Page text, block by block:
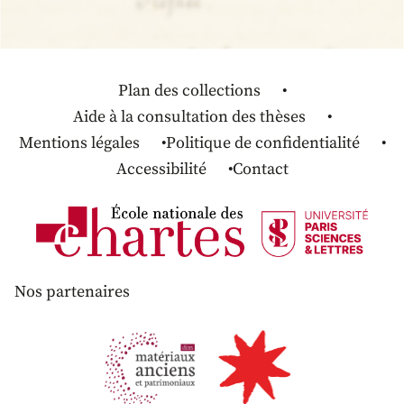
Plan des collections
Aide à la consultation des thèses
Mentions légales
Politique de confidentialité
Accessibilité
Contact
Nos partenaires